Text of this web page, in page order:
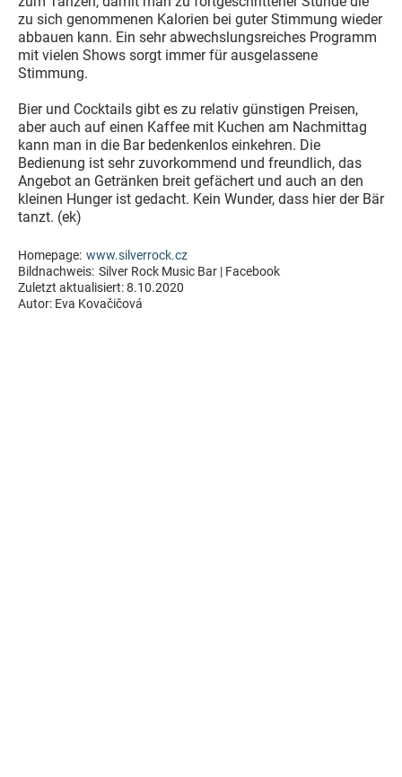
zu sich genommenen Kalorien bei guter Stimmung wieder
abbauen kann. Ein sehr abwechslungsreiches Programm
mit vielen Shows sorgt immer für ausgelassene
Stimmung.
Bier und Cocktails gibt es zu relativ günstigen Preisen,
aber auch auf einen Kaffee mit Kuchen am Nachmittag
kann man in die Bar bedenkenlos einkehren. Die
Bedienung ist sehr zuvorkommend und freundlich, das
Angebot an Getränken breit gefächert und auch an den
kleinen Hunger ist gedacht. Kein Wunder, dass hier der Bär
tanzt. (ek)
Homepage: www.silverrock.cz
Bildnachweis: Silver Rock Music Bar | Facebook
Zuletzt aktualisiert:8.10.2020
Autor: Eva Kovačičová